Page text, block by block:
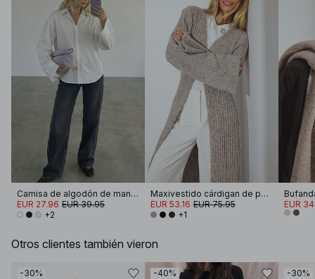
Camisa de algodón de manga ancha
EUR 27.96 EUR 39.95
+2
Maxivestido cárdigan de punto de mezcla de lana
EUR 53.16 EUR 75.95
+1
EUR
Otros clientes también vieron
-30% -40% -30%